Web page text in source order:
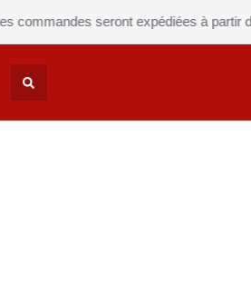
seront expédiées à partir du24 août